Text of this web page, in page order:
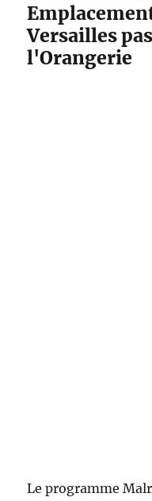
Versailles
l'Orangerie
Le programme